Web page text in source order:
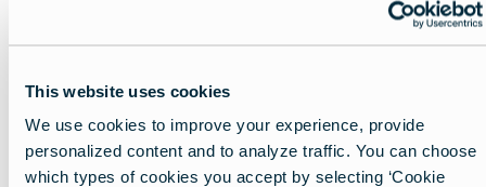
This website uses cookies
We use cookies to improve your experience, provide
personalized content and to analyze traffic. You can choose
which types of cookies you accept by selecting ‘Cookie
Como se manter seguro
image